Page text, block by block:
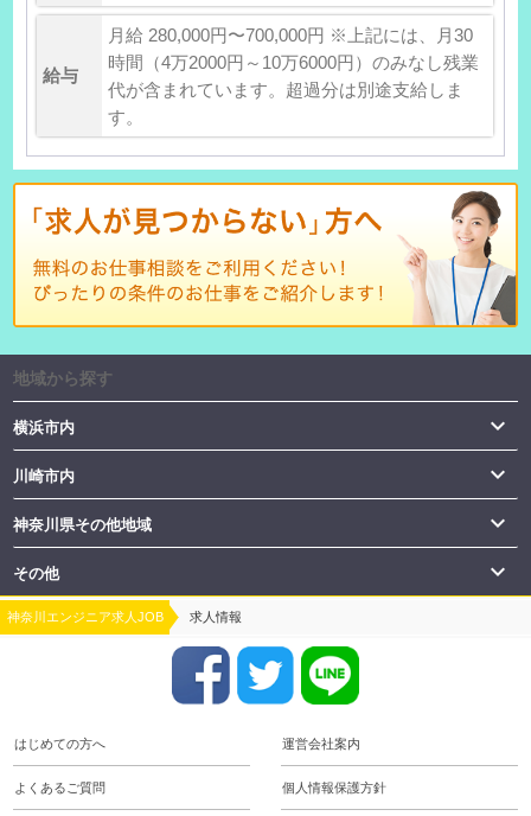
給与
月給 280,000円〜700,000円 ※上記には、月30
時間（4万2000円～10万6000円）のみなし残業
代が含まれています。超過分は別途支給しま
す。
地域から探す
横浜市内 
川崎市内 
神奈川県その他地域 
その他 
神奈川エンジニア求人JOB 求人情報
はじめての方へ 運営会社案内
よくあるご質問 個人情報保護方針